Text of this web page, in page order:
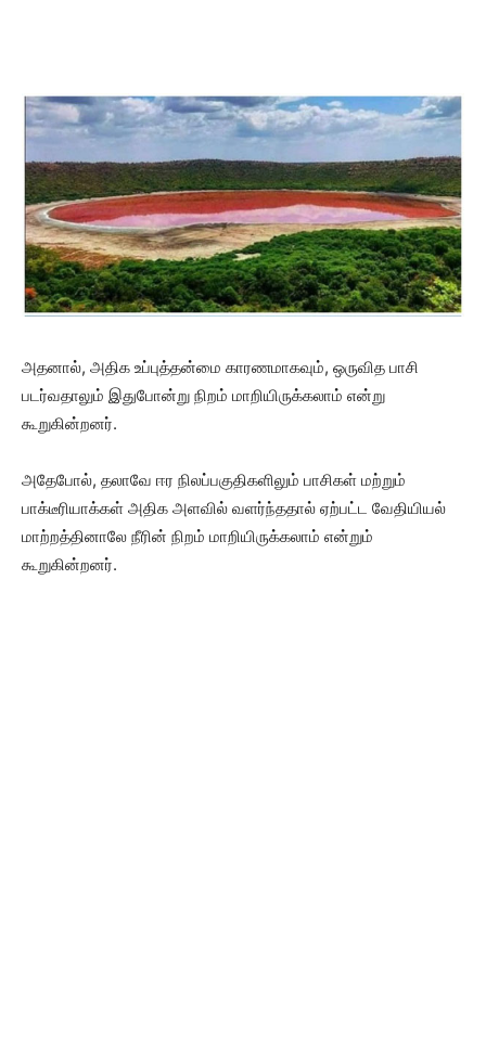
அதனால், அதிக உப்புத்தன்மை காரணமாகவும், ஒருவித பாசி
படர்வதாலும் இதுபோன்று நிறம் மாறியிருக்கலாம் என்று
கூறுகின்றனர்.
அதேபோல், தலாவே ஈர நிலப்பகுதிகளிலும் பாசிகள் மற்றும்
பாக்டீரியாக்கள் அதிக அளவில் வளர்ந்ததால் ஏற்பட்ட வேதியியல்
மாற்றத்தினாலே நீரின் நிறம் மாறியிருக்கலாம் என்றும்
கூறுகின்றனர்.